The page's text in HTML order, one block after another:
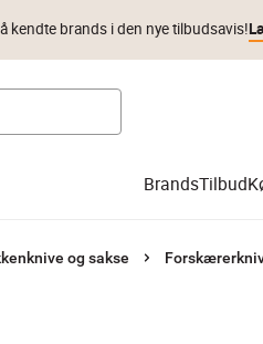
kendte brands i den nye tilbudsavis!
BrandsTilbud
og sakse